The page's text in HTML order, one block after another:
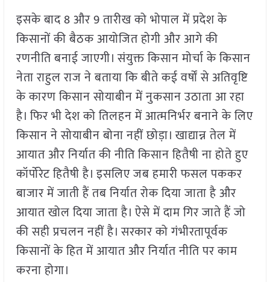
इसके बाद 8 और 9 तारीख को भोपाल में प्रदेश के
किसानों की बैठक आयोजित होगी और आगे की
रणनीति बनाई जाएगी। संयुक्त किसान मोर्चा के किसान
नेता राहुल राज ने बताया कि बीते कई वर्षों से अतिवृष्टि
के कारण किसान सोयाबीन में नुकसान उठाता आ रहा
है। फिर भी देश को तिलहन में आत्मनिर्भर बनाने के लिए
किसान ने सोयाबीन बोना नहीं छोड़ा। खाद्यान्न तेल में
आयात और निर्यात की नीति किसान हितैषी ना होते हुए
कॉर्पोरेट हितैषी है। इसलिए जब हमारी फसल पककर
बाजार में जाती हैं तब निर्यात रोक दिया जाता है और
आयात खोल दिया जाता है। ऐसे में दाम गिर जाते हैं जो
की सही प्रचलन नहीं है। सरकार को गंभीरतापूर्वक
किसानों के हित में आयात और निर्यात नीति पर काम
करना होगा।